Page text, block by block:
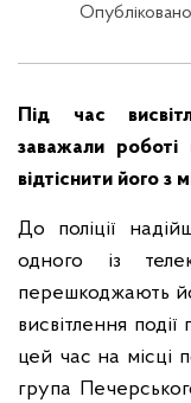
Під час
заважали роботі
відтіснити його з
До поліції
одного із
перешкоджають
висвітлення
цей час на місці
група